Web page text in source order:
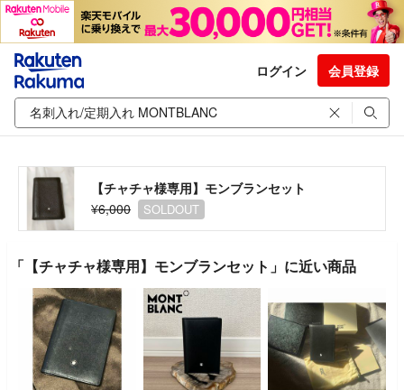
ログイン 会員登録
【チャチャ様専用】モンブランセット
¥6,000
SOLDOUT
「【チャチャ様専用】モンブランセット」に近い商品